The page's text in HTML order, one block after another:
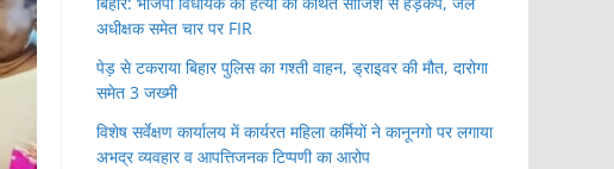
अधीक्षक समेत चार पर FIR
पेड़ से टकराया बिहार पुलिस का गश्ती वाहन, ड्राइवर की मौत, दारोगा
समेत 3 जख्मी
विशेष सर्वेक्षण कार्यालय में कार्यरत महिला कर्मियों ने कानूनगो पर लगाया
अभद्र व्यवहार व आपत्तिजनक टिप्पणी का आरोप